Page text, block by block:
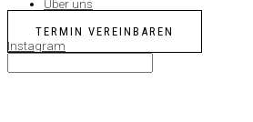
Über uns
TERMIN VEREINBAREN
Instagram